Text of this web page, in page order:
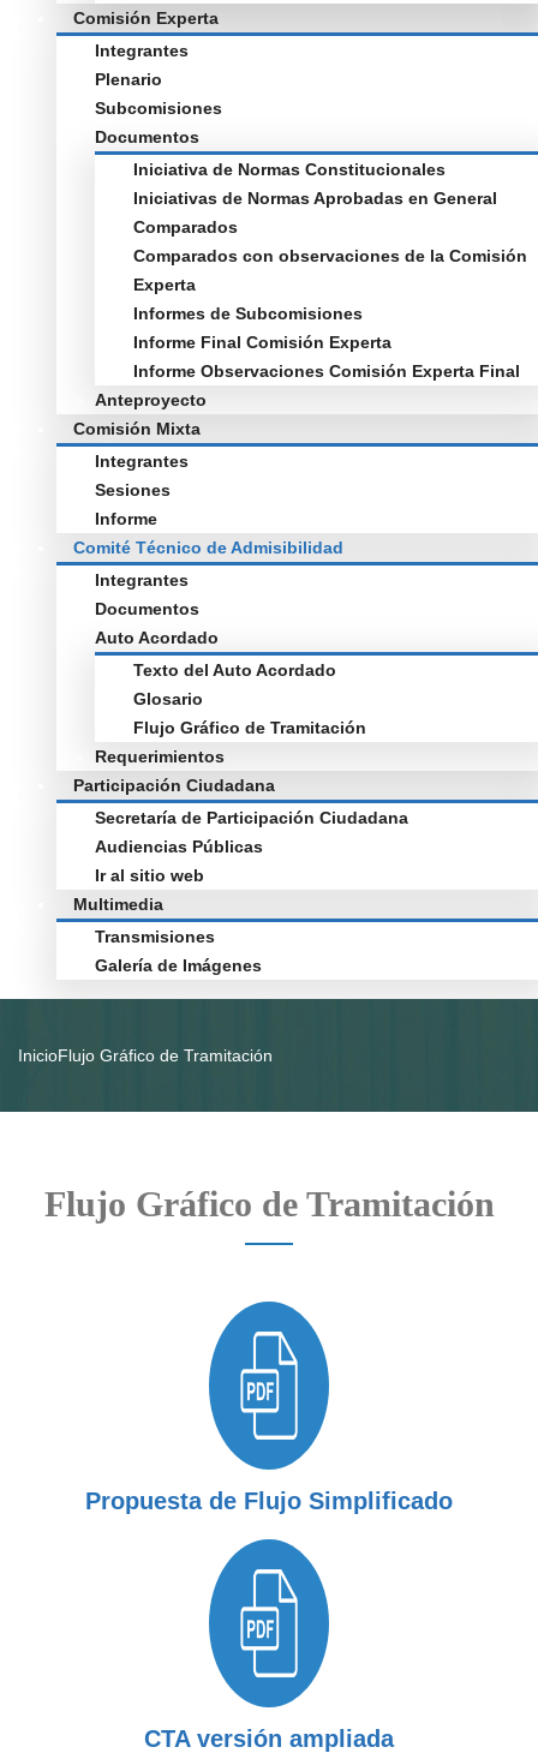
Comisión Experta
Integrantes
Plenario
Subcomisiones
Documentos
Iniciativa de Normas Constitucionales
Iniciativas de Normas Aprobadas en General
Comparados
Comparados con observaciones de la Comisión
Experta
Informes de Subcomisiones
Informe Final Comisión Experta
Informe Observaciones Comisión Experta Final
Anteproyecto
Comisión Mixta
Integrantes
Sesiones
Informe
Comité Técnico de Admisibilidad
Integrantes
Documentos
Auto Acordado
Texto del Auto Acordado
Glosario
Flujo Gráfico de Tramitación
Requerimientos
Participación Ciudadana
Secretaría de Participación Ciudadana
Audiencias Públicas
Ir al sitio web
Multimedia
Transmisiones
Galería de Imágenes
InicioFlujo Gráfico de Tramitación
Flujo Gráfico de Tramitación
Propuesta de Flujo Simplificado
CTA versión ampliada